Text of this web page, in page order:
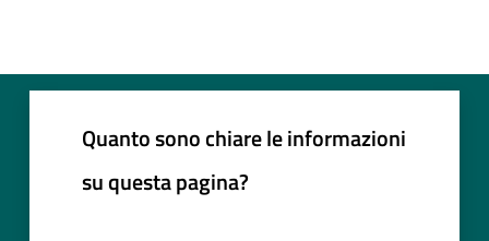
Quanto sono chiare le informazioni
su questa pagina?